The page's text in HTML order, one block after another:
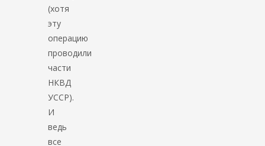
(хотя
эту
операцию
проводили
части
НКВД
УССР).
И
ведь
все